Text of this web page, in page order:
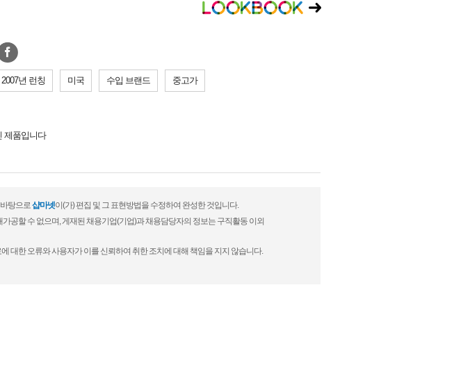
2007년 런칭 미국 수입 브랜드 중고가
제품입니다
탕으로샵마넷이(가) 편집 및 그 표현방법을 수정하여 완성한 것입니다.
공할 수 없으며, 게재된 채용기업(기업)과 채용담당자의 정보는 구직활동 이외
대한 오류와 사용자가 이를 신뢰하여 취한 조치에 대해 책임을 지지 않습니다.